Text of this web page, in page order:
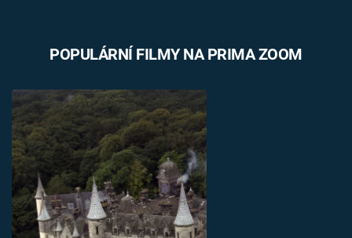
POPULÁRNÍ FILMY NA PRIMA ZOOM